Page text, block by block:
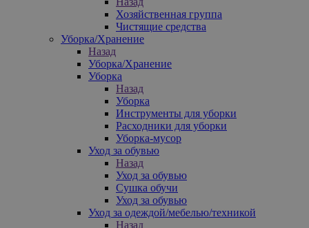
Хозяйственная группа
Чистящие средства
Уборка/Хранение
Назад
Уборка/Хранение
Уборка
Назад
Уборка
Инструменты для уборки
Расходники для уборки
Уборка-мусор
Уход за обувью
Назад
Уход за обувью
Сушка обучи
Уход за обувью
Уход за одеждой/мебелью/техникой
Назад